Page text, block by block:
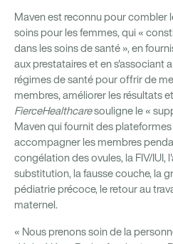
Maven est reconnu pour combler
soins pour les femmes, qui «
dans les soins de santé », en
aux prestataires et en s'associant
régimes de santé pour offrir de
membres, améliorer les résultats
FierceHealthcaresouligne le «
Maven qui fournit des
accompagner les membres
congélation des ovules, la FIV/
substitution, la fausse couche, la
pédiatrie précoce, le retour au
maternel.
« Nous prenons soin de la